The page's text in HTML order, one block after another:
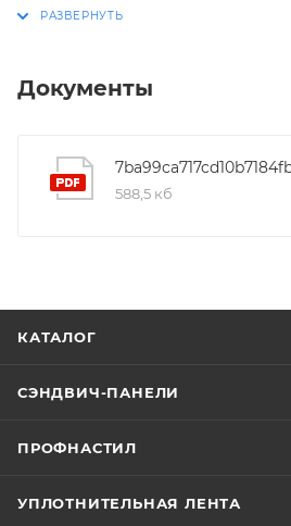
Документы
588,5 кб
КАТАЛОГ
СЭНДВИЧ-ПАНЕЛИ
ПРОФНАСТИЛ
УПЛОТНИТЕЛЬНАЯ ЛЕНТА